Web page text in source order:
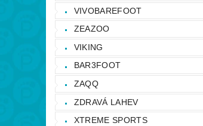
VIVOBAREFOOT
ZEAZOO
VIKING
BAR3FOOT
ZAQQ
ZDRAVÁ LAHEV
XTREME SPORTS